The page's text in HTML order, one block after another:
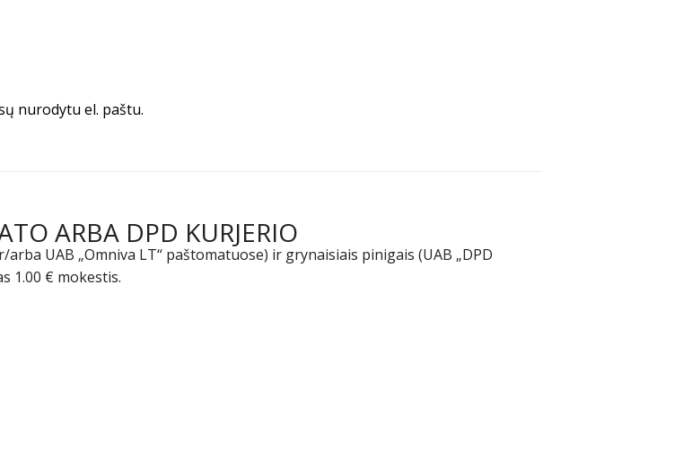
nurodytu el. paštu.
ARBA DPD KURJERIO
UAB „Omniva LT“ paštomatuose) ir grynaisiais pinigais (UAB „DPD
1.00 € mokestis.